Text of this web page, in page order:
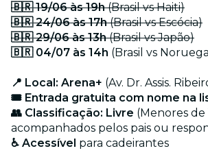
🇧🇷 19/06 às 19h(Brasil vs Haiti)
🇧🇷 24/06 às 17h(Brasil vs Escócia)
🇧🇷 29/06 às 13h(Brasil vs Japão)
🇧🇷 04/07 às 14h (Brasil vs
📍 Local: Arena+ (Av. Dr. Assis.
🎟️ Entrada gratuita com nome na
👥 Classificação: Livre (Menores de
acompanhados pelos pais ou
♿ Acessível para cadeirantes